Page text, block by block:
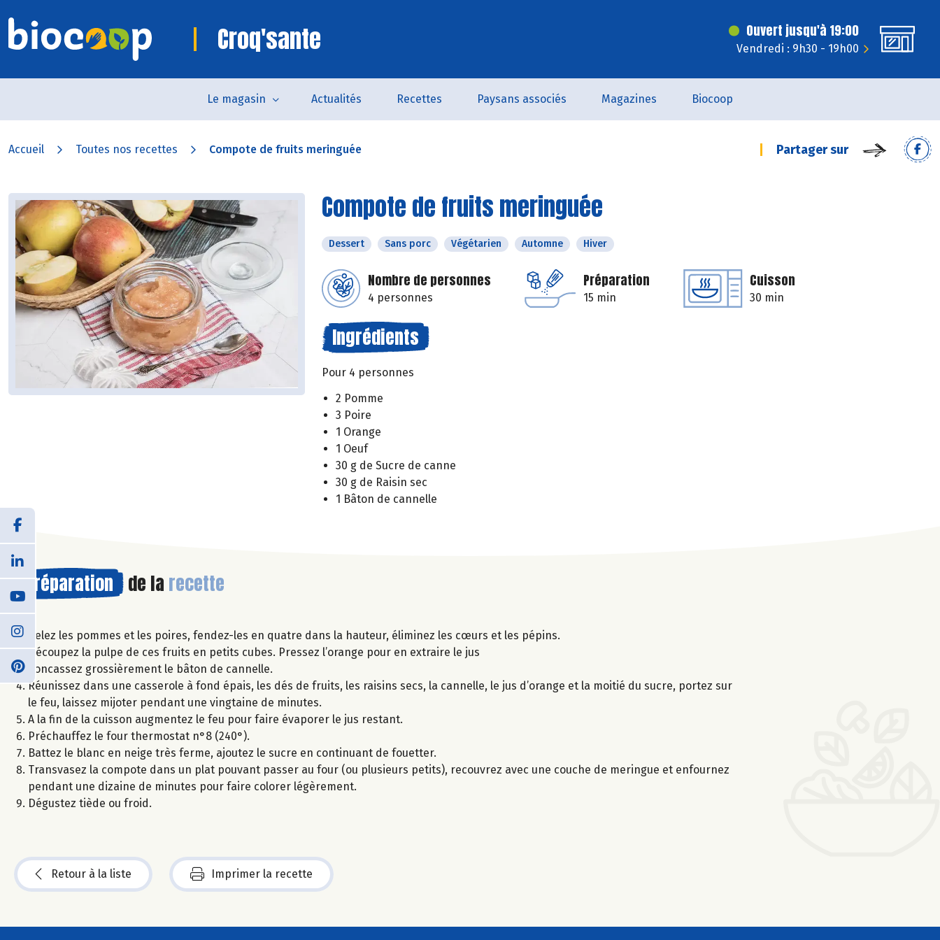
Croq'sante Ouvert jusqu'à 19:00
Vendredi : 9h30 - 19h00
Le magasin Actualités Recettes Paysans associés Magazines Biocoop
Accueil Toutes nos recettes Compote de fruits meringuée Partager sur
Compote de fruits meringuée
Dessert Sans porc Végétarien Automne Hiver
Nombre de personnes
4 personnes
Préparation
15 min
Cuisson
30 min
Ingrédients
Pour 4 personnes
2 Pomme
3 Poire
1 Orange
1 Oeuf
30 g de Sucre de canne
30 g de Raisin sec
1 Bâton de cannelle
Préparation de la recette
Pelez les pommes et les poires, fendez-les en quatre dans la hauteur, éliminez les cœurs et les pépins.
Découpez la pulpe de ces fruits en petits cubes. Pressez l’orange pour en extraire le jus
Concassez grossièrement le bâton de cannelle.
Réunissez dans une casserole à fond épais, les dés de fruits, les raisins secs, la cannelle, le jus d’orange et la moitié du sucre, portez sur
le feu, laissez mijoter pendant une vingtaine de minutes.
A la fin de la cuisson augmentez le feu pour faire évaporer le jus restant.
Préchauffez le four thermostat n°8 (240°).
Battez le blanc en neige très ferme, ajoutez le sucre en continuant de fouetter.
Transvasez la compote dans un plat pouvant passer au four (ou plusieurs petits), recouvrez avec une couche de meringue et enfournez
pendant une dizaine de minutes pour faire colorer légèrement.
Dégustez tiède ou froid.
Retour à la liste Imprimer la recette